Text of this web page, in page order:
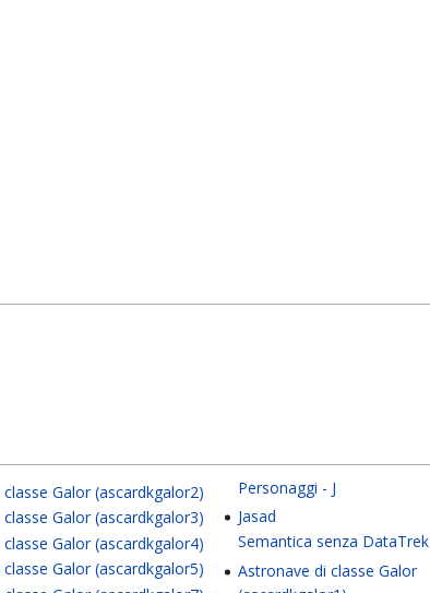
Galor (ascardkgalor2)
Galor (ascardkgalor3)
Galor (ascardkgalor4)
Galor (ascardkgalor5)
Personaggi - J
Jasad
Semantica senza DataTrek
Astronave di classe Galor